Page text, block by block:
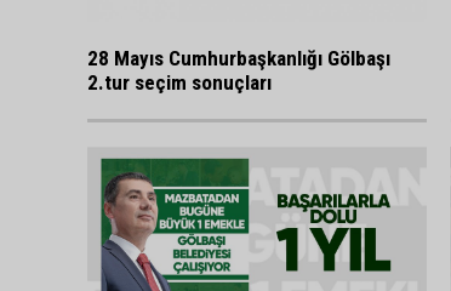
28 Mayıs Cumhurbaşkanlığı Gölbaşı
2.tur seçim sonuçları